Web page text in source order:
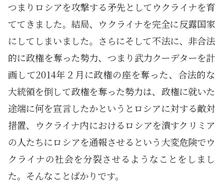
つまりロシアを攻撃する矛先としてウクライナを育
ててきました。結局、ウクライナを完全に反露国家
にしてしまいました。さらにそして不法に、非合法
的に政権を奪った勢力、つまり武力クーデターを計
画して2014年２月に政権の座を奪った、合法的な
大統領を倒して政権を奪った勢力は、政権に就いた
途端に何を宣言したかというとロシアに対する敵対
措置、ウクライナ内におけるロシアを潰すクリミア
の人たちにロシアを通報させるという大変危険でウ
クライナの社会を分裂させるようなことをしまし
た。そんなことばかりです。